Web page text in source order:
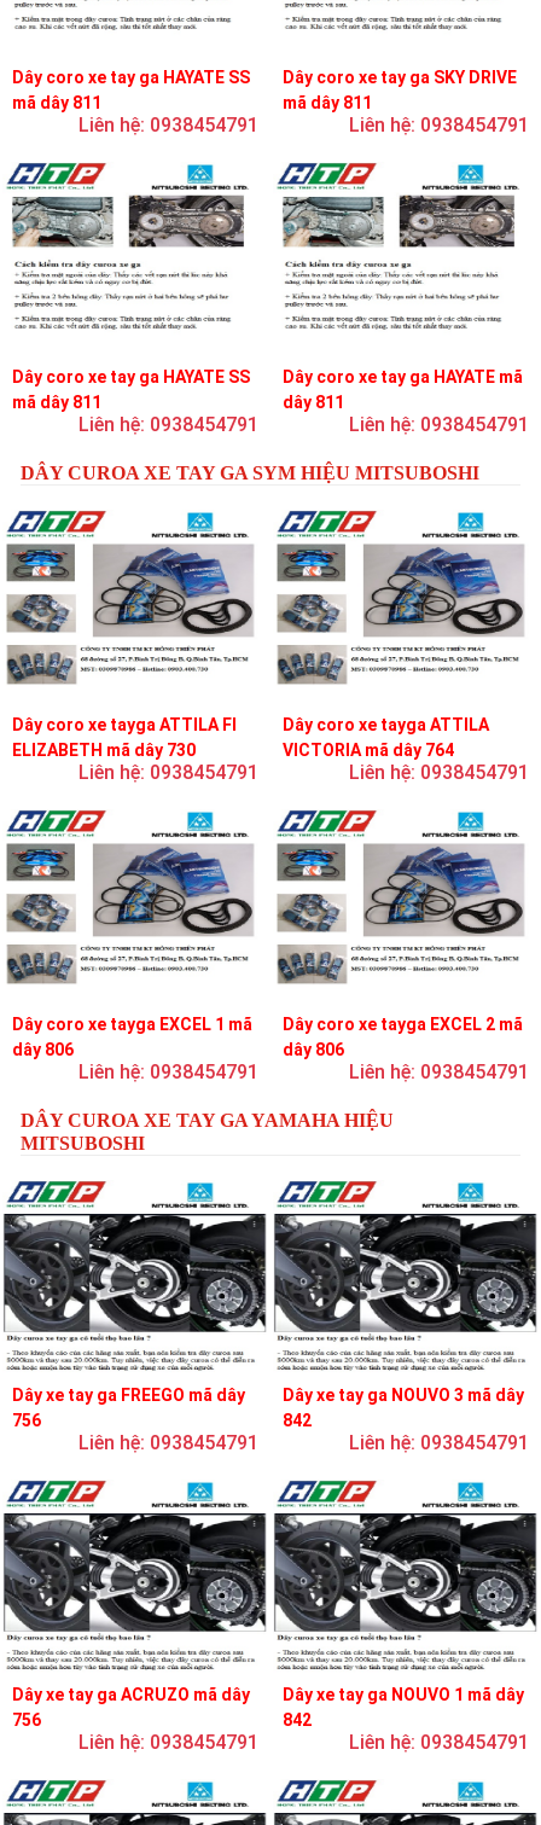
Dây coro xe tay ga HAYATE SS
mã dây 811
Liên hệ: 0938454791
Dây coro xe tay ga SKY DRIVE
mã dây 811
Liên hệ: 0938454791
Dây coro xe tay ga HAYATE SS
mã dây 811
Liên hệ: 0938454791
Dây coro xe tay ga HAYATE mã
dây 811
Liên hệ: 0938454791
DÂY CUROA XE TAY GA SYM HIỆU MITSUBOSHI
Dây coro xe tayga ATTILA FI
ELIZABETH mã dây 730
Liên hệ: 0938454791
Dây coro xe tayga ATTILA
VICTORIA mã dây 764
Liên hệ: 0938454791
Dây coro xe tayga EXCEL 1 mã
dây 806
Liên hệ: 0938454791
Dây coro xe tayga EXCEL 2 mã
dây 806
Liên hệ: 0938454791
DÂY CUROA XE TAY GA YAMAHA HIỆU
MITSUBOSHI
Dây xe tay ga FREEGO mã dây
756
Liên hệ: 0938454791
Dây xe tay ga NOUVO 3 mã dây
842
Liên hệ: 0938454791
Dây xe tay ga ACRUZO mã dây
756
Liên hệ: 0938454791
Dây xe tay ga NOUVO 1 mã dây
842
Liên hệ: 0938454791